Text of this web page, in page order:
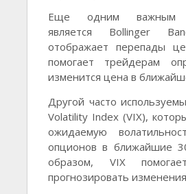
Еще одним важным
является Bollinger
отображает перепады
помогает трейдерам
изменится цена в
Другой часто
Volatility Index (VIX),
ожидаемую
опционов в ближайшие
образом, VIX
прогнозировать